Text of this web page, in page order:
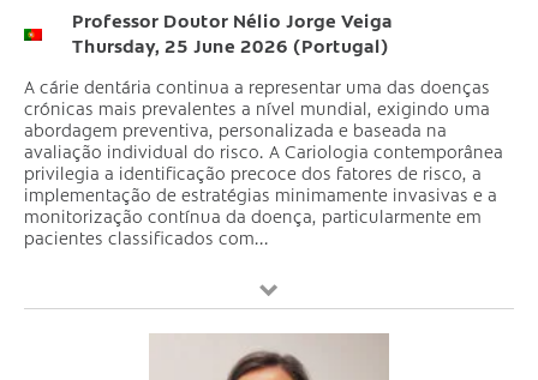
Professor Doutor Nélio Jorge Veiga
Thursday, 25 June 2026 (Portugal)
A cárie dentária continua a representar uma das doenças
crónicas mais prevalentes a nível mundial, exigindo uma
abordagem preventiva, personalizada e baseada na
avaliação individual do risco. A Cariologia contemporânea
privilegia a identificação precoce dos fatores de risco, a
implementação de estratégias minimamente invasivas e a
monitorização contínua da doença, particularmente em
pacientes classificados com...